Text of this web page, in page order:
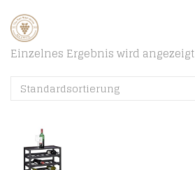
Einzelnes Ergebnis wird angezeigt
Standardsortierung